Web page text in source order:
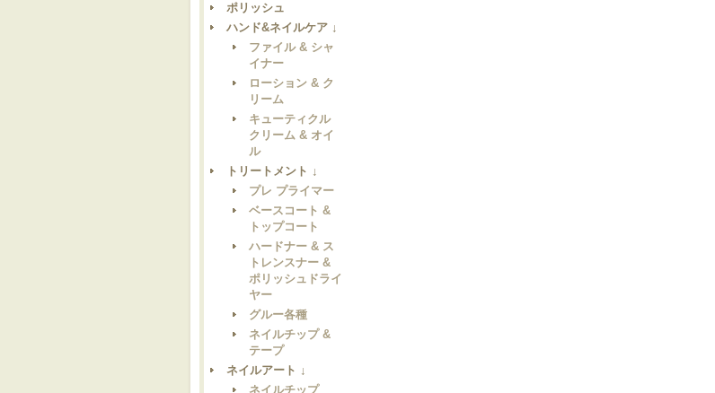
ポリッシュ
ハンド&ネイルケア ↓
ファイル & シャ
イナー
ローション & ク
リーム
キューティクル
クリーム & オイ
ル
トリートメント ↓
プレ プライマー
ベースコート &
トップコート
ハードナー & ス
トレンスナー &
ポリッシュドライ
ヤー
グルー各種
ネイルチップ &
テープ
ネイルアート ↓
ネイルチップ